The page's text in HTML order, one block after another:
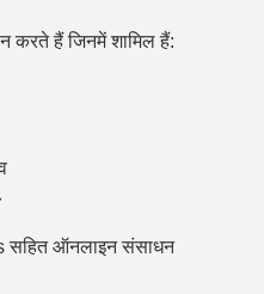
करते हैं जिनमें शामिल हैं:
सहित ऑनलाइन संसाधन